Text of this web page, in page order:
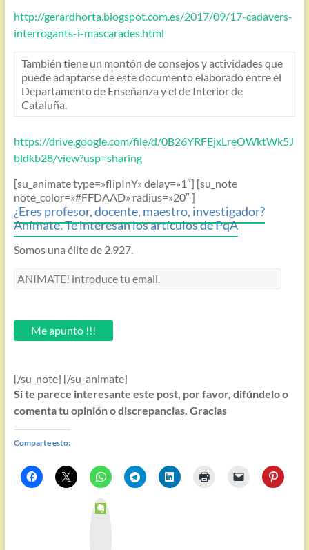
http://gerardhorta.blogspot.com.es/2017/09/17-cadavers-
interrogants-i-mascarades.html
También tiene un montón de consejos y actividades que
puede adaptarse de este documento elaborado entre el
Departamento de Enseñanza y el de Interior de
Cataluña.
https://drive.google.com/file/d/0B26YRFEjxLreOWktWk5J
bldkb28/view?usp=sharing
[su_animate type=»flipInY» delay=»1″] [su_note
note_color=»#FFDAAD» radius=»20″ ]
¿Eres profesor, docente, maestro, investigador?
Anímate. Te interesan los artículos de PqA
Somos una élite de 2.927.
ANIMATE!
email.Me apunto !!!
[/su_note] [/su_animate]
Si te parece interesante este post, por favor, difúndelo o
comenta tu opinión o discrepancias. Gracias
Comparte esto:
E
v